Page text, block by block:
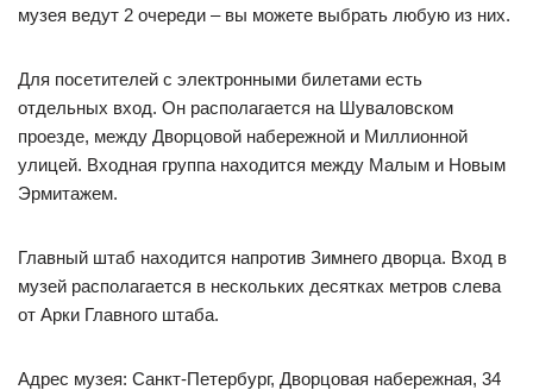
музея ведут 2 очереди – вы можете выбрать любую из них.
Для посетителей с электронными билетами есть
отдельных вход. Он располагается на Шуваловском
проезде, между Дворцовой набережной и Миллионной
улицей. Входная группа находится между Малым и Новым
Эрмитажем.
Главный штаб находится напротив Зимнего дворца. Вход в
музей располагается в нескольких десятках метров слева
от Арки Главного штаба.
Адрес музея: Санкт-Петербург, Дворцовая набережная, 34